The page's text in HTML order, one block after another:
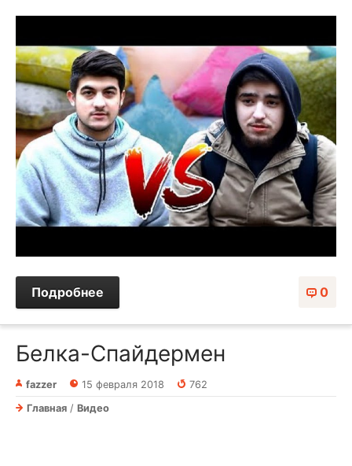
0
Подробнее
Белка-Спайдермен
fazzer 15 февраля 2018
762
Главная / Видео